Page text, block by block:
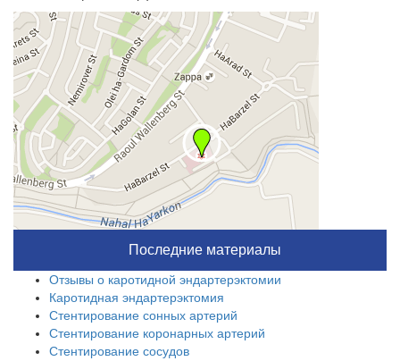
Последние материалы
Отзывы о каротидной эндартерэктомии
Каротидная эндартерэктомия
Стентирование сонных артерий
Стентирование коронарных артерий
Стентирование сосудов